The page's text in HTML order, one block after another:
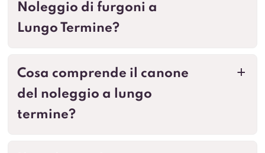
Noleggio di furgoni a
Lungo Termine?
a
Cosa comprende il canone
del noleggio a lungo
termine?